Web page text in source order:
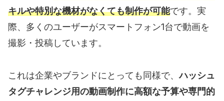
キルや特別な機材がなくても制作が可能です。実
際、多くのユーザーがスマートフォン1台で動画を
撮影・投稿しています。
これは企業やブランドにとっても同様で、ハッシュ
タグチャレンジ用の動画制作に高額な予算や専門的